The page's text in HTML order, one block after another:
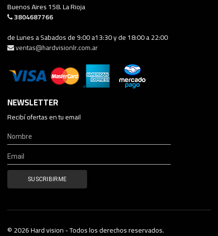
Buenos Aires 158. La Rioja
3804687766
de Lunes a Sabados de 9:00 a13:30 y de 18:00 a 22:00
ventas@hardvisionlr.com.ar
NEWSLETTER
Recibí ofertas en tu email
© 2026 Hard vision - Todos los derechos reservados.